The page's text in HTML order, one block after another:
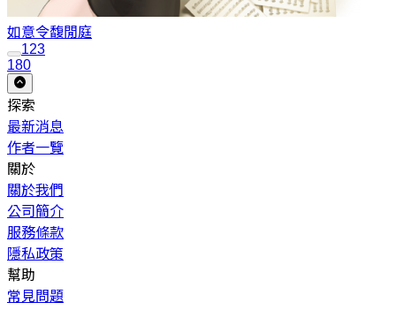
如意令馥閒庭
123
180
探索
最新消息
作者一覽
關於
關於我們
公司簡介
服務條款
隱私政策
幫助
常見問題